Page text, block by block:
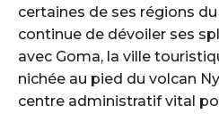
certaines de ses régions
continue de dévoiler ses
avec Goma, la ville
nichée au pied du volcan
centre administratif vital